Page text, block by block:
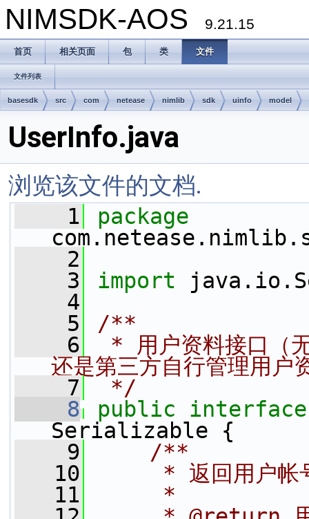
NIMSDK-AOS 9.21.15
首页 相关页面 包 类 文件
文件列表
basesdk src com netease nimlib sdk uinfo model
UserInfo.java
浏览该文件的文档.
    1
    2
    3
import
    4
    5
/**
    6
* 用户资料接口（
还是第三方自行管理用户
    7
*/
    8
public
Serializable {
    9
    /**
   10
* 返回用户帐
   11
     *